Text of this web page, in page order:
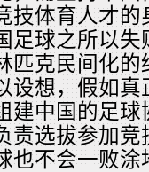
技体育人才
足球之所以
匹克民间化
设想，假如
建中国的足
责选拔参加
也不会一败涂